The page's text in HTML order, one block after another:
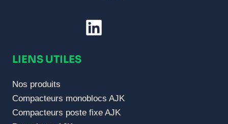
LIENS UTILES
Nos produits
Compacteurs monoblocs AJK
Compacteurs poste fixe AJK